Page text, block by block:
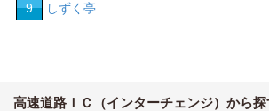
9 しずく亭
高速道路ＩＣ（インターチェンジ）から探